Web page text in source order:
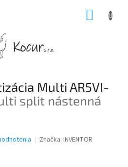
Multi AR5VI-
split nástenná
Značka: INVENTOR